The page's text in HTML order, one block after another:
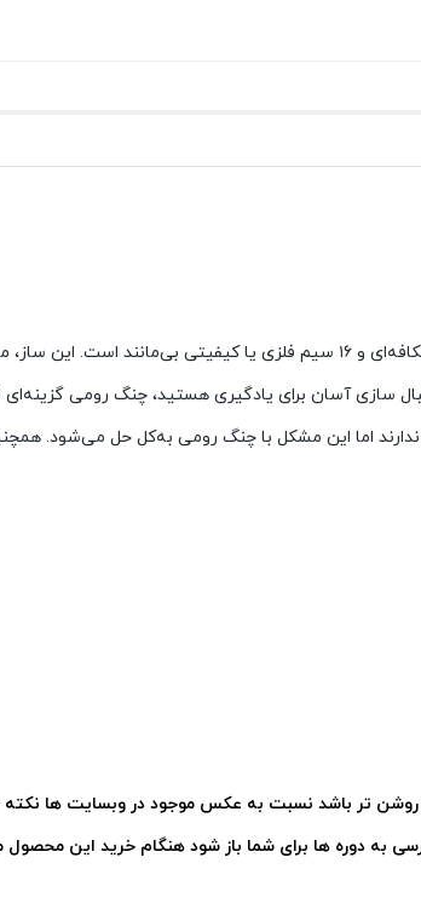
چنگ رومی سگا دارای بدنه‌ای از جنس چوب طبیعی ماهاگونی به رنگ
سازی آسان برای یادگیری هستید، چنگ رومی
به دوره ها برای شما باز شود هنگام خرید این محصول